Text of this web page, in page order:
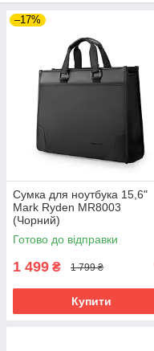
–17%
Сумка для ноутбука 15,6"
Mark Ryden MR8003
(Чорний)
Готово до відправки
1 499 ₴ 1 799 ₴
Купити